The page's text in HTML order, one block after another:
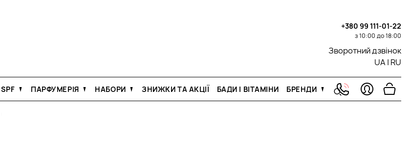
+380 99 111-01-22
з 10:00 до 18:00
Зворотний дзвінок
UA | RU
SPF ПАРФУМЕРІЯ НАБОРИ ЗНИЖКИ ТА АКЦІЇ БАДИ І ВІТАМІНИ БРЕНДИ